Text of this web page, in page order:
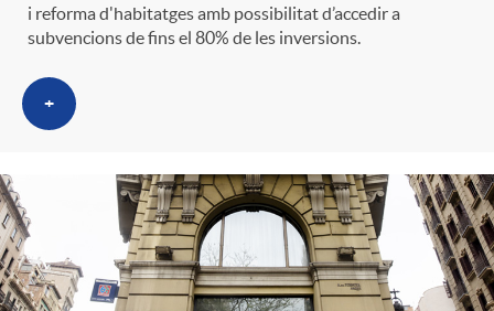
i reforma d'habitatges amb possibilitat d’accedir a
subvencions de fins el 80% de les inversions.
+